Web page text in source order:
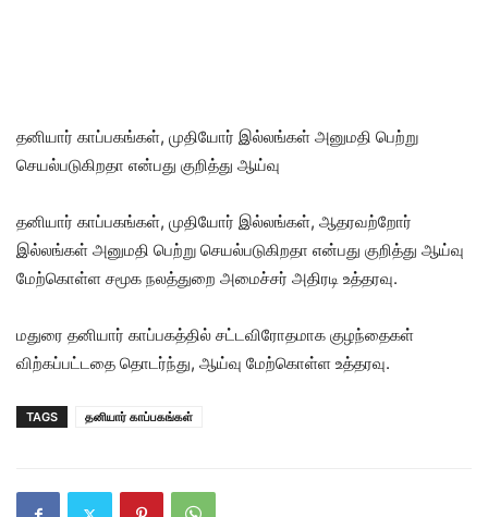
தனியார் காப்பகங்கள், முதியோர் இல்லங்கள் அனுமதி பெற்று
செயல்படுகிறதா என்பது குறித்து ஆய்வு
தனியார் காப்பகங்கள், முதியோர் இல்லங்கள், ஆதரவற்றோர்
இல்லங்கள் அனுமதி பெற்று செயல்படுகிறதா என்பது குறித்து ஆய்வு
மேற்கொள்ள சமூக நலத்துறை அமைச்சர் அதிரடி உத்தரவு.
மதுரை தனியார் காப்பகத்தில் சட்டவிரோதமாக குழந்தைகள்
விற்கப்பட்டதை தொடர்ந்து, ஆய்வு மேற்கொள்ள உத்தரவு.
TAGS தனியார் காப்பகங்கள்